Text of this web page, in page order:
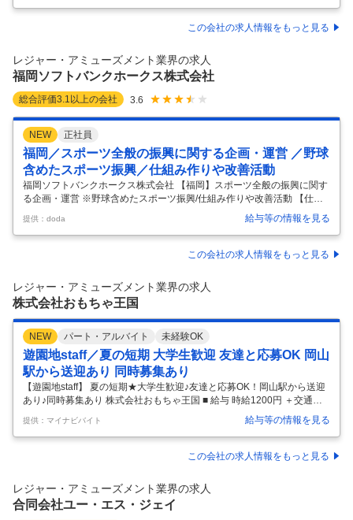
一般的な社内SE業務に加え、現場でのサポート業務も発生するため、デ
スクワークと現場対応のどちらもあります。 【主な業務内容】 あなたの
ーク運営を支えるシステム業務 ・POSレジやチケットシステムの安定稼
働に向けた設定・管理 ・パーク内でのシステムトラブル発生時の原因
この会社の求人情報をもっと見る
レジャー・アミューズメント業界の求人
福岡ソフトバンクホークス株式会社
総合評価3.1 以上の会社 3.6
NEW 正社員
福岡／スポーツ全般の振興に関する企画・運営 ／野球
含めたスポーツ振興／仕組み作りや改善活動
福岡ソフトバンクホークス株式会社 【福岡】スポーツ全般の振興に関す
る企画・運営 ※野球含めたスポーツ振興/仕組み作りや改善活動 【仕事
内容】 【福岡】スポーツ全般の振興に関する企画・運営 ※野球含めたス
ポーツ振興/仕組み作りや改善活動 【具体的な仕事内容】 野球スクール
や野球教室・ダンススクールなどの現場運営や事業推進／スポーツ・野
球振興にビジネススキルで貢献／リーグ優勝・日本一の際には特別賞与
クール、野球教室・普及振興活動、スタジアムを活用したスポーツ振興
施策など、対外的なスポーツ振興・スクール事業に関する現場運営と事
業推進…
提供：doda 給与等の情報を見る
この会社の求人情報をもっと見る
レジャー・アミューズメント業界の求人
株式会社おもちゃ王国
NEW パート・アルバイト 未経験OK
遊園地staff／夏の短期 大学生歓迎 友達と応募OK 岡山
駅から送迎あり 同時募集あり
【遊園地staff】 夏の短期★大学生歓迎♪友達と応募OK！岡山駅から送迎
あり♪同時募集あり 株式会社おもちゃ王国 ■ 給与 時給1200円 ＋交通費
支給(規定あり) ■ シフト 週1日以上 、1日7時間以上 ■ アクセス 宇野線宇
野駅 ■ 時間帯 朝、昼、夕方 ■ 勤務地 玉野市 ＼期間限定★7/18(土)～8/3
1(月)／ 「夏休みヒマだなぁ…」 →“おもちゃ王国”でレアバイト♪ 週1～/
1週間の短期も相談OK！ 人気テーマパークでチケット販売やご案内☆彡
【岡山駅/玉野駅から送迎あり】 お仕事はカンタンなので、 バイトや
提供：マイナビバイト 給与等の情報を見る
この会社の求人情報をもっと見る
レジャー・アミューズメント業界の求人
合同会社ユー・エス・ジェイ